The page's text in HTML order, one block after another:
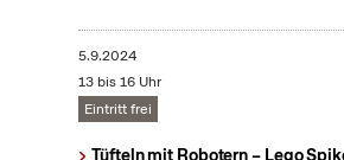
5.9.2024
13 bis 16 Uhr
Eintritt frei
Tüfteln mit Robotern – Lego